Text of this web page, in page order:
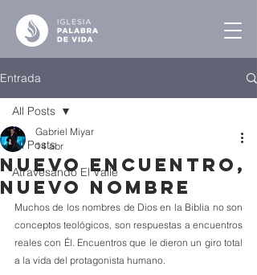
Entrada
All Posts
Atravesando El Valle
All Posts
Nuevo Encuentro,
Nuevo Nombre
Gabriel Miyar
14 abr
Muchos de los nombres de Dios en la Biblia no son
conceptos teológicos, son respuestas a encuentros
reales con Él. Encuentros que le dieron un giro total
a la vida del protagonista humano.